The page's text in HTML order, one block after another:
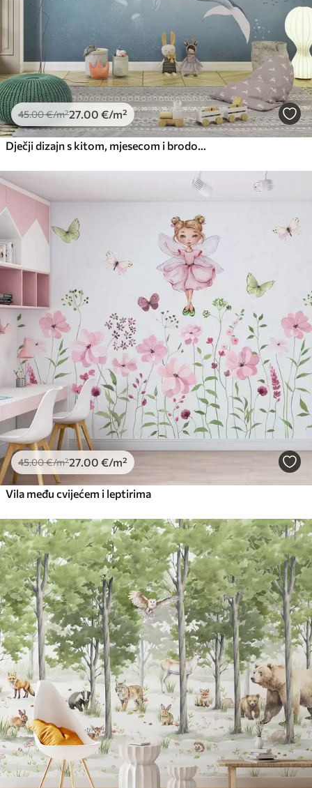
45.00€/m²27.00 €/m²
Dječji dizajn s kitom, mjesecom i brodom s djecom
45.00€/m²27.00 €/m²
Vila među cvijećem i leptirima